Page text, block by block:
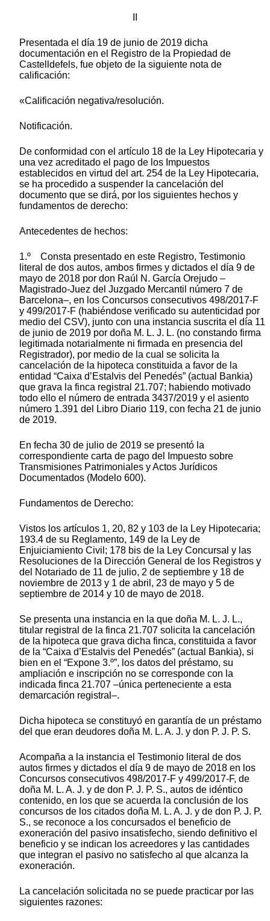
Presentada el día 19 de junio de 2019 dicha
documentación en el Registro de la Propiedad de
Castelldefels, fue objeto de la siguiente nota de
calificación:
«Calificación negativa/resolución.
Notificación.
De conformidad con el artículo 18 de la Ley Hipotecaria y
una vez acreditado el pago de los Impuestos
establecidos en virtud del art. 254 de la Ley Hipotecaria,
se ha procedido a suspender la cancelación del
documento que se dirá, por los siguientes hechos y
fundamentos de derecho:
Antecedentes de hechos:
1.º Consta presentado en este Registro, Testimonio
literal de dos autos, ambos firmes y dictados el día 9 de
mayo de 2018 por don Raúl N. García Orejudo –
Magistrado-Juez del Juzgado Mercantil número 7 de
Barcelona–, en los Concursos consecutivos 498/2017-F
y 499/2017-F (habiéndose verificado su autenticidad por
medio del CSV), junto con una instancia suscrita el día 11
de junio de 2019 por doña M. L. J. L. (no constando firma
legitimada notarialmente ni firmada en presencia del
Registrador), por medio de la cual se solicita la
cancelación de la hipoteca constituida a favor de la
entidad “Caixa d’Estalvis del Penedés” (actual Bankia)
que grava la finca registral 21.707; habiendo motivado
todo ello el número de entrada 3437/2019 y el asiento
número 1.391 del Libro Diario 119, con fecha 21 de junio
de 2019.
En fecha 30 de julio de 2019 se presentó la
correspondiente carta de pago del Impuesto sobre
Transmisiones Patrimoniales y Actos Jurídicos
Documentados (Modelo 600).
Fundamentos de Derecho:
Vistos los artículos 1, 20, 82 y 103 de la Ley Hipotecaria;
193.4 de su Reglamento, 149 de la Ley de
Enjuiciamiento Civil; 178 bis de la Ley Concursal y las
Resoluciones de la Dirección General de los Registros y
del Notariado de 11 de julio, 2 de septiembre y 18 de
noviembre de 2013 y 1 de abril, 23 de mayo y 5 de
septiembre de 2014 y 10 de mayo de 2018.
Se presenta una instancia en la que doña M. L. J. L.,
titular registral de la finca 21.707 solicita la cancelación
de la hipoteca que grava dicha finca, constituida a favor
de la “Caixa d’Estalvis del Penedés” (actual Bankia), si
bien en el “Expone 3.º”, los datos del préstamo, su
ampliación e inscripción no se corresponde con la
indicada finca 21.707 –única perteneciente a esta
demarcación registral–.
Dicha hipoteca se constituyó en garantía de un préstamo
del que eran deudores doña M. L. A. J. y don P. J. P. S.
Acompaña a la instancia el Testimonio literal de dos
autos firmes y dictados el día 9 de mayo de 2018 en los
Concursos consecutivos 498/2017-F y 499/2017-F, de
doña M. L. A. J. y de don P. J. P. S., autos de idéntico
contenido, en los que se acuerda la conclusión de los
concursos de los citados doña M. L. A. J. y de don P. J. P.
S., se reconoce a los concursados el beneficio de
exoneración del pasivo insatisfecho, siendo definitivo el
beneficio y se indican los acreedores y las cantidades
que integran el pasivo no satisfecho al que alcanza la
exoneración.
La cancelación solicitada no se puede practicar por las
siguientes razones: